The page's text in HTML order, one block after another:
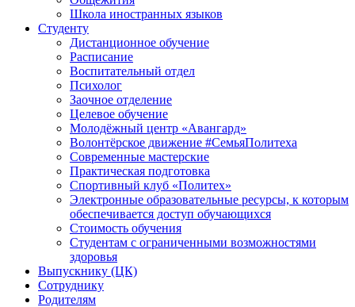
Школа иностранных языков
Студенту
Дистанционное обучение
Расписание
Воспитательный отдел
Психолог
Заочное отделение
Целевое обучение
Молодёжный центр «Авангард»
Волонтёрское движение #СемьяПолитеха
Современные мастерские
Практическая подготовка
Спортивный клуб «Политех»
Электронные образовательные ресурсы, к которым
обеспечивается доступ обучающихся
Стоимость обучения
Студентам с ограниченными возможностями
здоровья
Выпускнику (ЦК)
Сотруднику
Родителям